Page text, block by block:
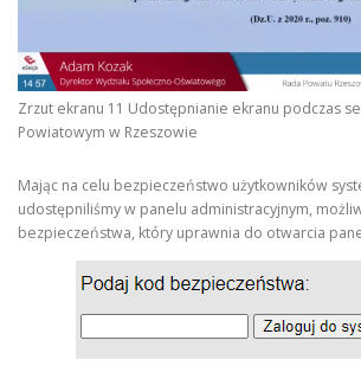
Zrzut ekranu 11 Udostępnianie ekranu podczas
Powiatowym w Rzeszowie
Mając na celu bezpieczeństwo użytkowników
udostępniliśmy w panelu administracyjnym,
bezpieczeństwa, który uprawnia do otwarcia